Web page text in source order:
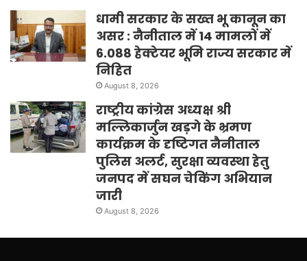
धामी सरकार के सख्त भू कानून का
असर : नैनीताल में 14 मामलों में
6.088 हेक्टेयर भूमि राज्य सरकार में
निहित
August 8, 2026
राष्ट्रीय कांग्रेस अध्यक्ष श्री
मल्लिकार्जुन खड़गे के भ्रमण
कार्यक्रम के दृष्टिगत नैनीताल
पुलिस अलर्ट, सुरक्षा व्यवस्था हेतु
जनपद में सघन चेकिंग अभियान
जारी
August 8, 2026